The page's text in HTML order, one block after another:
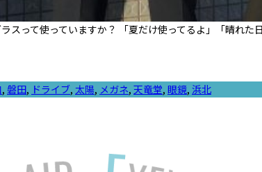
スって使っていますか？ 「夏だけ使ってるよ」「晴れ
, 磐田, ドライブ, 太陽, メガネ, 天竜堂, 眼鏡, 浜北